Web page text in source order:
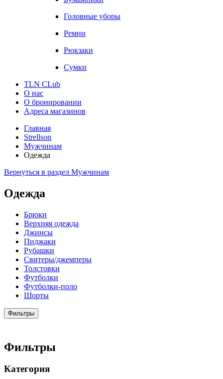
Головные уборы
Ремни
Рюкзаки
Сумки
TLN CLub
О нас
О бронировании
Адреса магазинов
Главная
Strellson
Мужчинам
Одежда
Вернуться в раздел Мужчинам
Одежда
Брюки
Верхняя одежда
Джинсы
Пиджаки
Рубашки
Свитеры/джемперы
Толстовки
Футболки
Футболки-поло
Шорты
Фильтры
Фильтры
Категория